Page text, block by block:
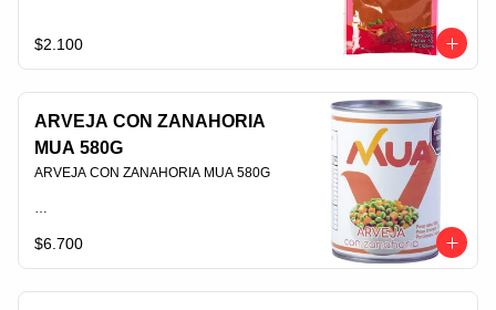
PLU 006893
$2.100
ARVEJA CON ZANAHORIA
MUA 580G
ARVEJA CON ZANAHORIA MUA 580G
$6.700